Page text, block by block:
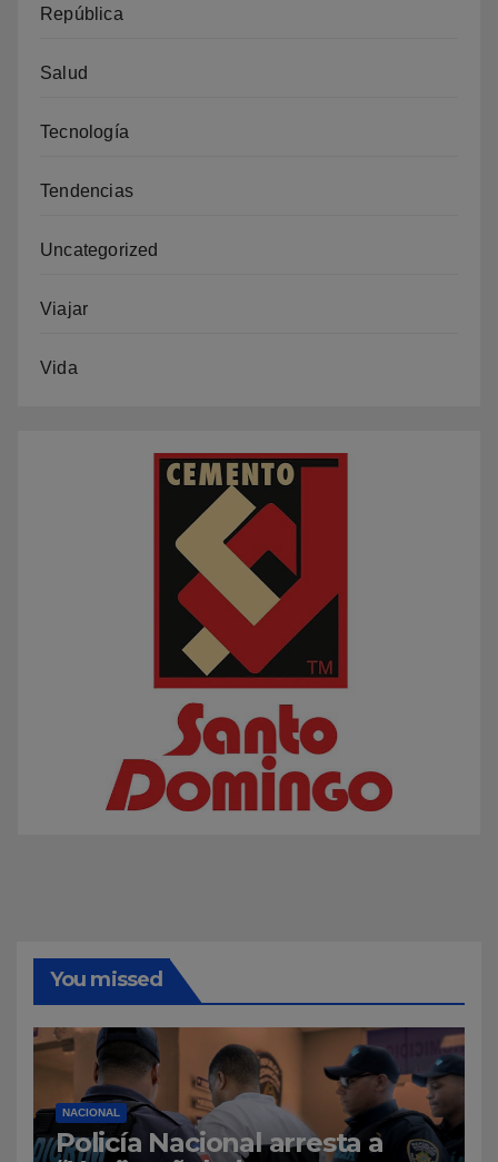
República
Salud
Tecnología
Tendencias
Uncategorized
Viajar
Vida
You missed
NACIONAL
Policía Nacional arresta a